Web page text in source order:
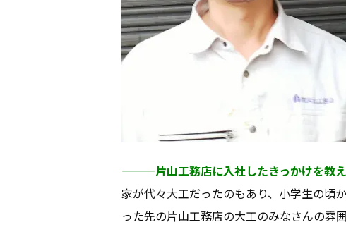
———片山工務店に入社したきっかけを教
家が代々大工だったのもあり、小学生の頃
った先の片山工務店の大工のみなさんの雰